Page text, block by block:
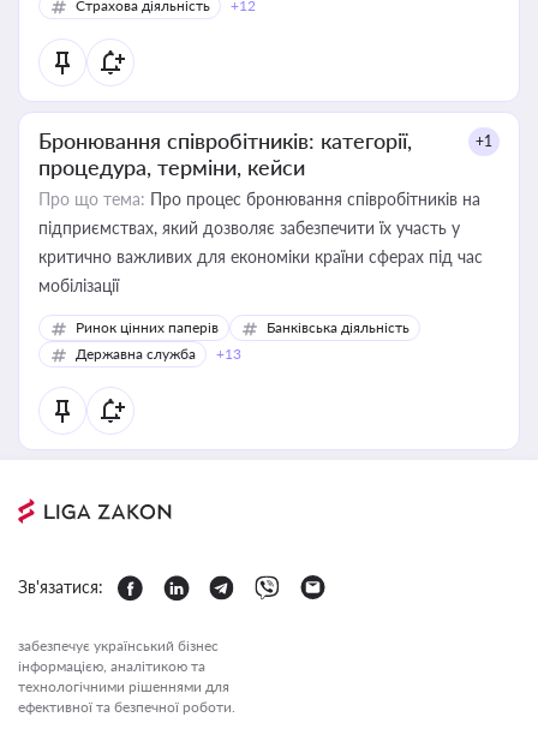
Страхова діяльність
+12
Бронювання співробітників: категорії,
процедура, терміни, кейси
+1
Про що тема: Про процес бронювання співробітників на
підприємствах, який дозволяє забезпечити їх участь у
критично важливих для економіки країни сферах під час
мобілізації
Ринок цінних паперів
Банківська діяльність
Державна служба
+13
Зв'язатися:
забезпечує український бізнес
інформацією, аналітикою та
технологічними рішеннями для
ефективної та безпечної роботи.